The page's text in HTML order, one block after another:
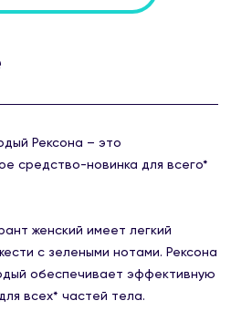
Рексона – это
средство-новинка для всего*
женский имеет легкий
с зелеными нотами. Рексона
обеспечивает эффективную
всех* частей тела.